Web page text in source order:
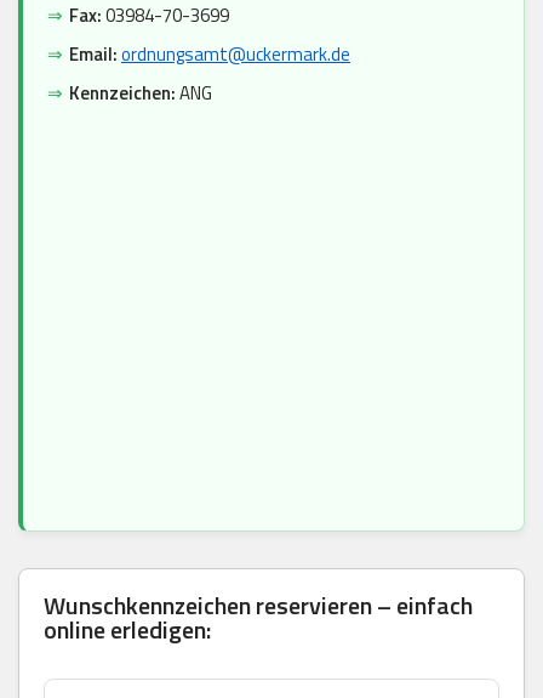
⇒ Fax:03984-70-3699
⇒ Email:ordnungsamt@uckermark.de
⇒ Kennzeichen:ANG
Wunschkennzeichen reservieren – einfach
online erledigen: